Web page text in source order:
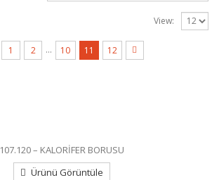
View:
1 2 … 10 11 12
107.120 – KALORİFER BORUSU
Ürünü Görüntüle